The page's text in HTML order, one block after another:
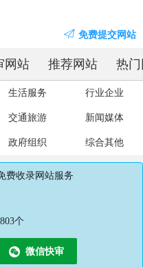
免费提交网站
网站 推荐网站 热
生活服务 行业企业
交通旅游 新闻媒体
政府组织 综合其他
费收录网站服务
803个
微信快审